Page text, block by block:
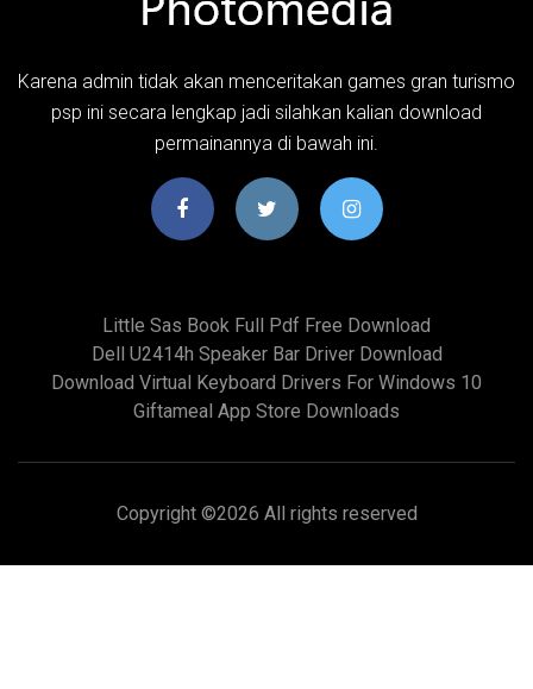
Karena admin tidak akan menceritakan games gran turismo
psp ini secara lengkap jadi silahkan kalian download
permainannya di bawah ini.
Little Sas Book Full Pdf Free Download
Dell U2414h Speaker Bar Driver Download
Download Virtual Keyboard Drivers For Windows 10
Giftameal App Store Downloads
Copyright ©2026 All rights reserved